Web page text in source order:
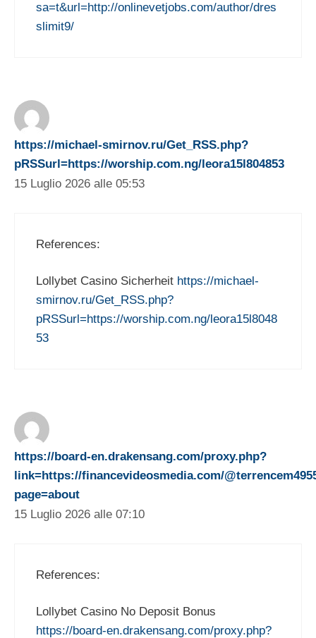
sa=t&url=http://onlinevetjobs.com/author/dres
slimit9/
https://michael-smirnov.ru/Get_RSS.php?
pRSSurl=https://worship.com.ng/leora15l804853
15 Luglio 2026 alle 05:53
References:
Lollybet Casino Sicherheit https://michael-
smirnov.ru/Get_RSS.php?
pRSSurl=https://worship.com.ng/leora15l8048
53
https://board-en.drakensang.com/proxy.php?
link=https://financevideosmedia.com/
page=about
15 Luglio 2026 alle 07:10
References:
Lollybet Casino No Deposit Bonus
https://board-en.drakensang.com/proxy.php?